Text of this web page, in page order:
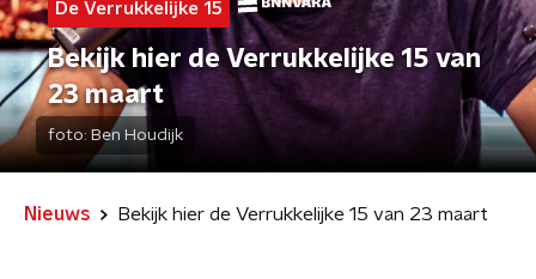
De Verrukkelijke 15
Bekijk hier de Verrukkelijke 15 van
23 maart
foto: Ben Houdijk
Nieuws Bekijk hier de Verrukkelijke 15 van 23 maart